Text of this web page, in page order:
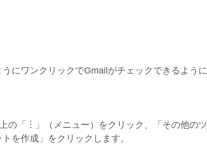
にワンクリックでGmailがチェックできるように
の「︙」（メニュー）をクリック、「その他のツ
を作成」をクリックします。